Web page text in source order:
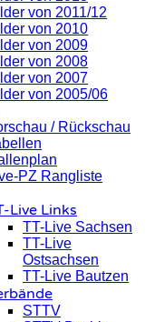
von 2011/12
von 2010
von 2009
von 2008
von 2007
von 2005/06
/ Rückschau
PZ Rangliste
Live Links
TT-Live Sachsen
TT-Live
Ostsachsen
TT-Live Bautzen
STTV